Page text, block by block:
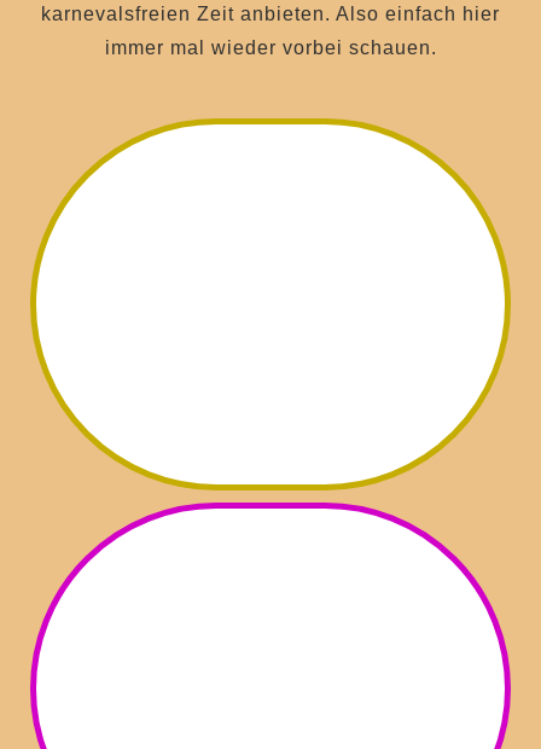
karnevalsfreien Zeit anbieten. Also einfach hier
immer mal wieder vorbei schauen.